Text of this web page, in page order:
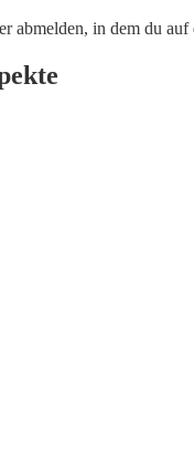
abmelden, in dem du